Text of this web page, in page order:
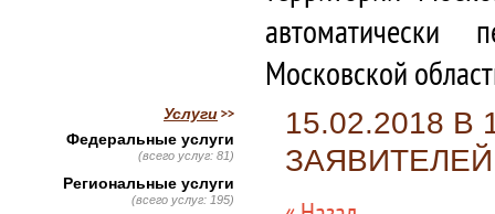
автоматически
Московской
15.02.2018
ЗАЯВИТЕЛЕЙ
Услуги
Федеральные услуги
(всего услуг: 81)
Региональные услуги
(всего услуг: 195)